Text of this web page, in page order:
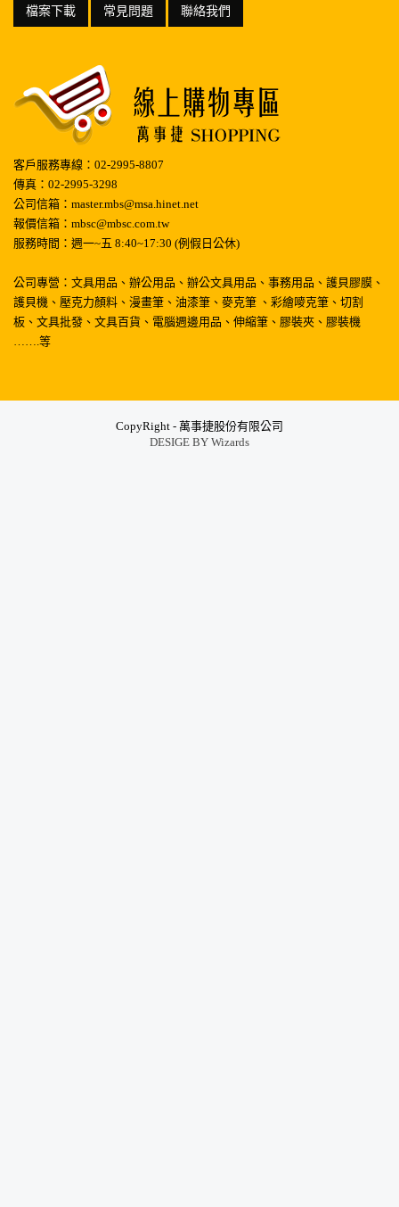
檔案下載 常見問題 聯絡我們
客戶服務專線：02-2995-8807
傳真：02-2995-3298
公司信箱：master.mbs@msa.hinet.net
報價信箱：mbsc@mbsc.com.tw
服務時間：週一~五 8:40~17:30 (例假日公休)
公司專營：文具用品、辦公用品、辦公文具用品、事務用品、護貝膠膜、
護貝機、壓克力顏料、漫畫筆、油漆筆、麥克筆 、彩繪嘜克筆、切割
板、文具批發、文具百貨、電腦週邊用品、伸縮筆、膠裝夾、膠裝機
…….等
CopyRight - 萬事捷股份有限公司
DESIGE BY Wizards